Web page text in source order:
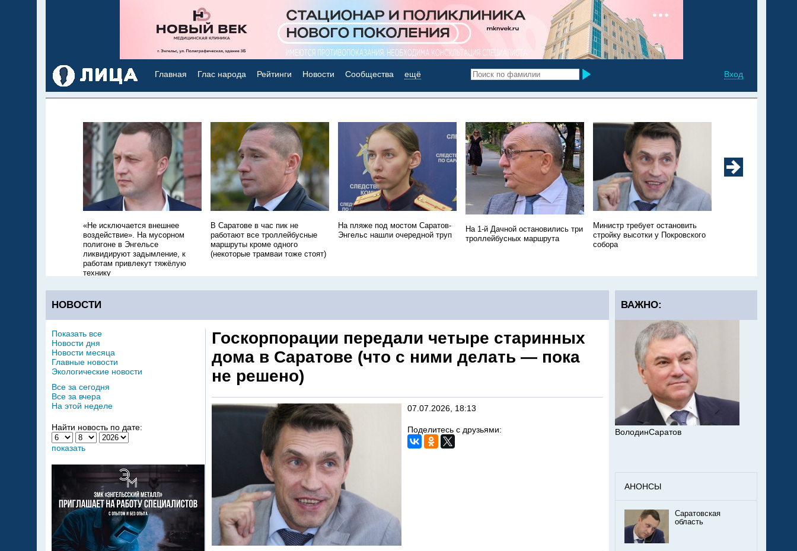
Вход
Главная Глас народа Рейтинги Новости Сообщества ещё
«Не исключается внешнее
воздействие». На мусорном
полигоне в Энгельсе
ликвидируют задымление, к
работам привлекут тяжёлую
технику
В Саратове в час пик не
работают все троллейбусные
маршруты кроме одного
(некоторые трамваи тоже стоят)
На пляже под мостом Саратов-
Энгельс нашли очередной труп
На 1-й Дачной остановились три
троллейбусных маршрута
Министр требует остановить
стройку высотки у Покровского
собора
НОВОСТИ
Госкорпорации передали четыре старинных
дома в Саратове (что с ними делать — пока
не решено)
07.07.2026, 18:13
Поделитесь с друзьями:
Показать все
Новости дня
Новости месяца
Главные новости
Экологические новости
Все за сегодня
Все за вчера
На этой неделе
Найти новость по дате:
показать
ВАЖНО:
ВолодинСаратов
АНОНСЫ
Саратовская
область